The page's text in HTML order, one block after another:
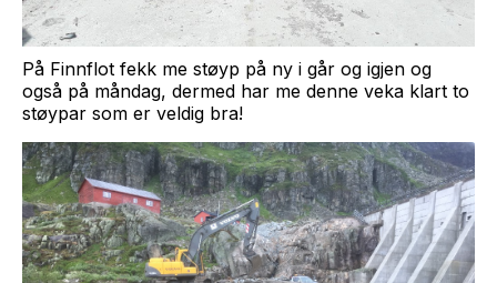
På Finnflot fekk me støyp på ny i går og igjen og
også på måndag, dermed har me denne veka klart to
støypar som er veldig bra!